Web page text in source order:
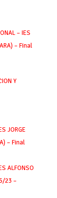
– IES
– Final
Y
JORGE
– Final
ALFONSO
23 –